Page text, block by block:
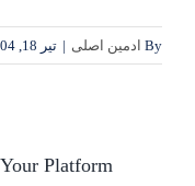
By ادمین اصلی | تیر 18, 1404
Platform!